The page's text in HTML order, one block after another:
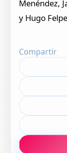
Menéndez,
y Hugo
Compartir